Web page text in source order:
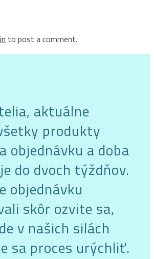
to post a comment.
aktuálne
produkty
objednávku a doba
do dvoch týždňov.
objednávku
skôr ozvite sa,
v našich silách
sa proces urýchliť.